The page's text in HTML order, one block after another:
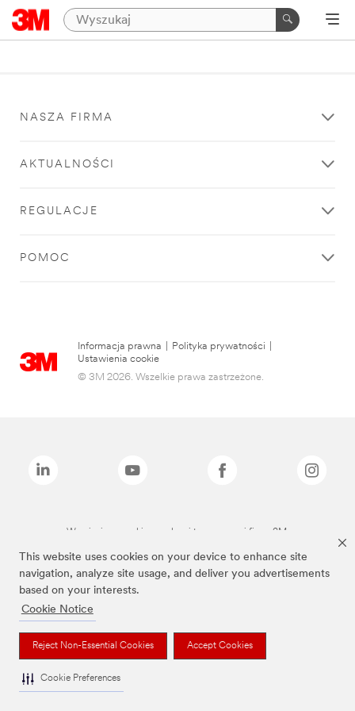
This website uses cookies on your device to enhance site
navigation, analyze site usage, and deliver you advertisements
based on your interests.
Cookie Notice
Reject Non-Essential Cookies Accept Cookies
Cookie Preferences
NASZA FIRMA
AKTUALNOŚCI
REGULACJE
POMOC
Informacja prawna Polityka prywatności
Ustawienia cookie
© 3M 2026. Wszelkie prawa zastrzeżone.
Wymienione marki są znakami towarowymi firmy 3M.